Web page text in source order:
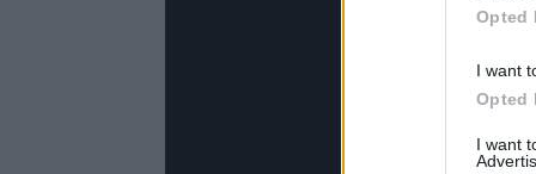
Opted
I want
Opted
I want